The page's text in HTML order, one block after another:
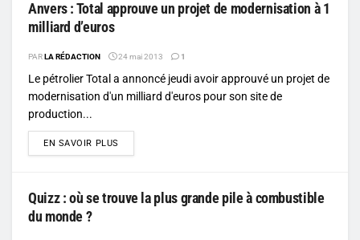
Anvers : Total approuve un projet de modernisation à 1
milliard d’euros
PARLA RÉDACTION 24 mai 2013 1
Le pétrolier Total a annoncé jeudi avoir approuvé un projet de
modernisation d'un milliard d'euros pour son site de
production...
EN SAVOIR PLUS
Quizz : où se trouve la plus grande pile à combustible
du monde ?